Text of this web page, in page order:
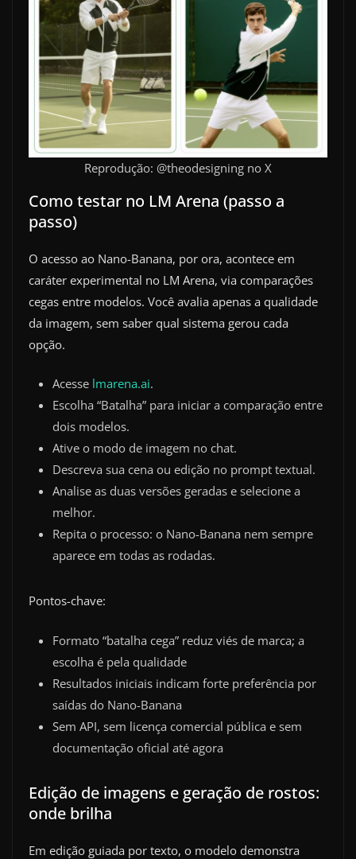
Reprodução: @theodesigning no X
Como testar no LM Arena (passo a
passo)
O acesso ao Nano-Banana, por ora, acontece em
caráter experimental no LM Arena, via comparações
cegas entre modelos. Você avalia apenas a qualidade
da imagem, sem saber qual sistema gerou cada
opção.
Acesse lmarena.ai.
Escolha “Batalha” para iniciar a comparação entre
dois modelos.
Ative o modo de imagem no chat.
Descreva sua cena ou edição no prompt textual.
Analise as duas versões geradas e selecione a
melhor.
Repita o processo: o Nano-Banana nem sempre
aparece em todas as rodadas.
Pontos-chave:
Formato “batalha cega” reduz viés de marca; a
escolha é pela qualidade
Resultados iniciais indicam forte preferência por
saídas do Nano-Banana
Sem API, sem licença comercial pública e sem
documentação oficial até agora
Edição de imagens e geração de rostos:
onde brilha
Em edição guiada por texto, o modelo demonstra